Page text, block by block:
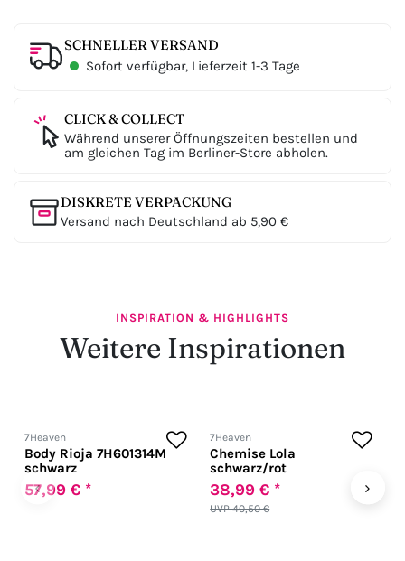
SCHNELLER VERSAND
Sofort verfügbar, Lieferzeit 1-3 Tage
CLICK & COLLECT
Während unserer Öffnungszeiten bestellen und
am gleichen Tag im Berliner-Store abholen.
DISKRETE VERPACKUNG
Versand nach Deutschland ab 5,90 €
INSPIRATION & HIGHLIGHTS
Weitere Inspirationen
‹
7Heaven
Body Rioja 7H601314M
schwarz
57,99 € *
7Heaven
Chemise Lola
schwarz/rot
UVP 40,50 €
38,99 € * ›